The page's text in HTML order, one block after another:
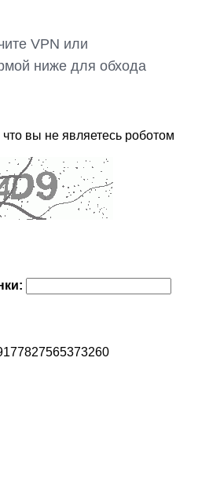
VPN или
ниже для обхода
вы не являетесь роботом